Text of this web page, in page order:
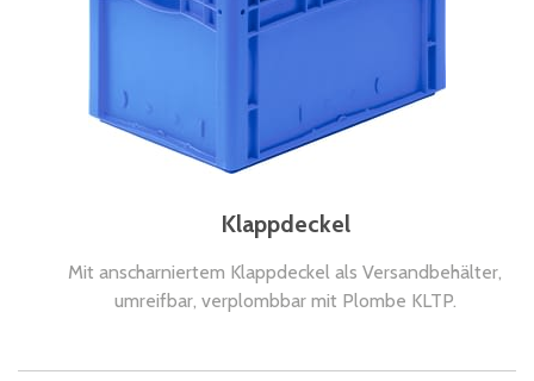
Klappdeckel
Mit anscharniertem Klappdeckel als Versandbehälter,
umreifbar, verplombbar mit Plombe KLTP.